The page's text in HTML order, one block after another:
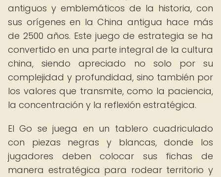
antiguos y emblemáticos de la historia, con
sus orígenes en la China antigua hace más
de 2500 años. Este juego de estrategia se ha
convertido en una parte integral de la cultura
china, siendo apreciado no solo por su
complejidad y profundidad, sino también por
los valores que transmite, como la paciencia,
la concentración y la reflexión estratégica.
El Go se juega en un tablero cuadriculado
con piezas negras y blancas, donde los
jugadores deben colocar sus fichas de
manera estratégica para rodear territorio y